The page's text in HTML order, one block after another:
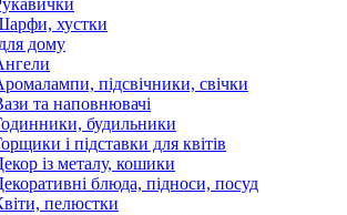
хустки
дому
підсвічники, свічки
та наповнювачі
будильники
і підставки для квітів
із металу, кошики
блюда, підноси, посуд
пелюстки